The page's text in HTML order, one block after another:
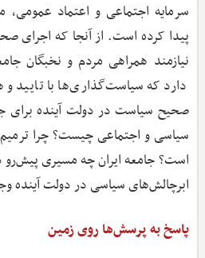
سرمایه اجتماعی و اعتماد عمومی،
پیدا کرده است. از آنجا که اجرای
نیازمند همراهی مردم و نخبگان
دارد که سیاست‌گذاری‌ها با تایید
صحیح سیاست در دولت آینده برای
سیاسی و اجتماعی چیست؟ چرا
است؟ جامعه ایران چه مسیری
ابرچالش‌های سیاسی در دولت آینده
پاسخ به پرسش‌ها روی زمین